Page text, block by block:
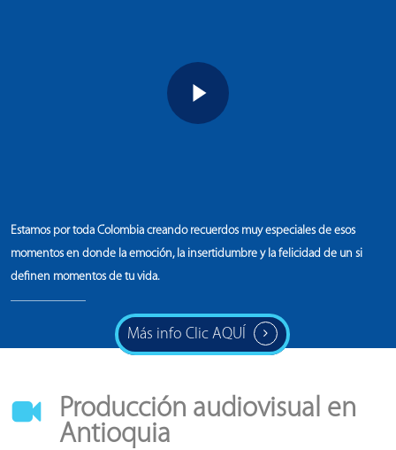
Play Video
Estamos por toda Colombia creando recuerdos muy especiales de esos
momentos en donde la emoción, la insertidumbre y la felicidad de un si
definen momentos de tu vida.
Más info Clic AQUÍ
Producción audiovisual en
Antioquia